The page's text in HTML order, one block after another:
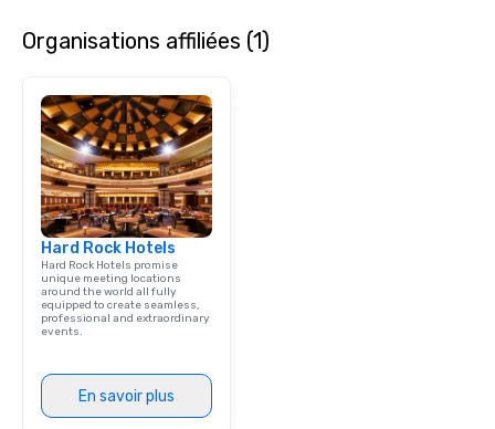
Organisations affiliées (1)
Hard Rock Hotels
Hard Rock Hotels promise
unique meeting locations
around the world all fully
equipped to create seamless,
professional and extraordinary
events.
En savoir plus